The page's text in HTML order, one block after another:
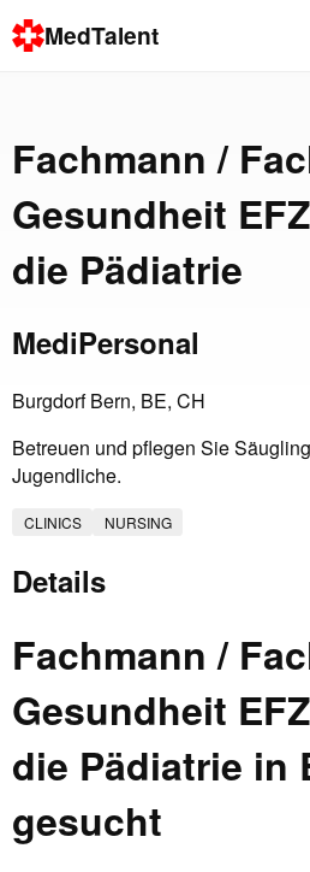
MedTalent
Fachmann /
Gesundheit
die Pädiatrie
MediPersonal
Burgdorf Bern, BE, CH
Betreuen und pflegen Sie
Jugendliche.
CLINICS NURSING
Details
Fachmann /
Gesundheit
die Pädiatrie in
gesucht